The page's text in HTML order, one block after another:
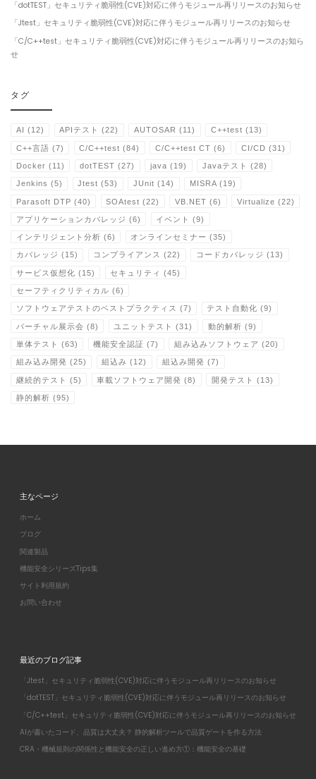
「dotTEST」セキュリティ脆弱性(CVE)対応に伴うモジュール再リリースのお知らせ
「Jtest」セキュリティ脆弱性(CVE)対応に伴うモジュール再リリースのお知らせ
「C/C++test」セキュリティ脆弱性(CVE)対応に伴うモジュール再リリースのお知ら
せ
タグ
AI (12) APIテスト (22) AUTOSAR (11) C++test (13)
C++言語 (7) C/C++test (84) C/C++test CT (6) CI/CD (31)
Docker (11) dotTEST (27) java (19) Javaテスト (28)
Jenkins (5) Jtest (53) JUnit (14) MISRA(19)
Parasoft DTP (40) SOAtest (22) VB.NET (6) Virtualize (22)
アプリケーションカバレッジ (6) イベント (9)
インテリジェント分析 (6) オンラインセミナー (35)
カバレッジ (15) コンプライアンス (22) コードカバレッジ (13)
サービス仮想化 (15) セキュリティ (45)
セーフティクリティカル (6)
ソフトウェアテストのベストプラクティス (7) テスト自動化 (9)
バーチャル展示会 (8) ユニットテスト (31) 動的解析 (9)
単体テスト (63) 機能安全認証 (7) 組み込みソフトウェア (20)
組み込み開発 (25) 組込み (12) 組込み開発 (7)
継続的テスト (5) 車載ソフトウェア開発 (8) 開発テスト (13)
静的解析 (95)
主なページ
ホーム
ブログ
関連製品
機能安全シリーズTips集
サイト利用規約
お問い合わせ
最近のブログ記事
「Jtest」セキュリティ脆弱性(CVE)対応に伴うモジュール再リリースのお知らせ
「dotTEST」セキュリティ脆弱性(CVE)対応に伴うモジュール再リリースのお知らせ
「C/C++test」セキュリティ脆弱性(CVE)対応に伴うモジュール再リリースのお知らせ
AIが書いたコード、品質は大丈夫？ 静的解析ツールで品質ゲートを作る方法
CRA・機械規則の関係性と機能安全の正しい進め方①：機能安全の基礎